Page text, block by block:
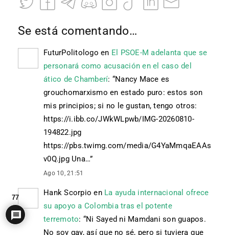
Se está comentando…
FuturPolitologo en El PSOE-M adelanta que se
personará como acusación en el caso del
ático de Chamberí: “Nancy Mace es
grouchomarxismo en estado puro: estos son
mis principios; si no le gustan, tengo otros:
https://i.ibb.co/JWkWLpwb/IMG-20260810-
194822.jpg
https://pbs.twimg.com/media/G4YaMmqaEAAs
v0Q.jpg Una…”
Ago 10, 21:51
Hank Scorpio en La ayuda internacional ofrece
su apoyo a Colombia tras el potente
terremoto: “Ni Sayed ni Mamdani son guapos.
No soy gay, así que no sé, pero si tuviera que
77